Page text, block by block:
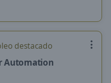
destacado
Automation